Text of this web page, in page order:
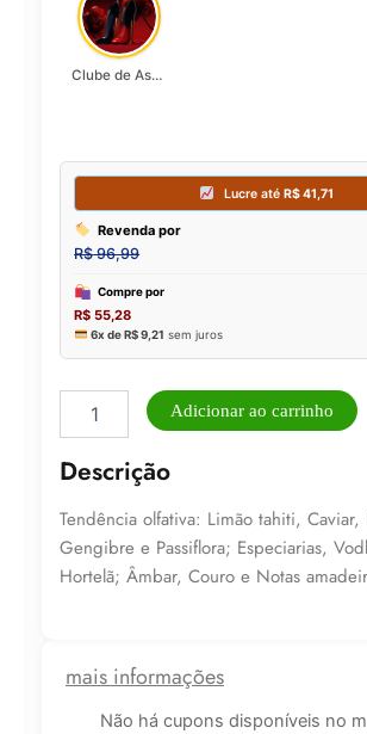
mais informações
Não há cupons disponíveis no
Clube de Assinatura Lady Griffe
Masculino
Collection
N°
008
quantidade
Adicionar ao carrinho
Descrição
Tendência olfativa: Limão tahiti, Caviar,
Gengibre e Passiflora; Especiarias,
Hortelã; Âmbar, Couro e Notas